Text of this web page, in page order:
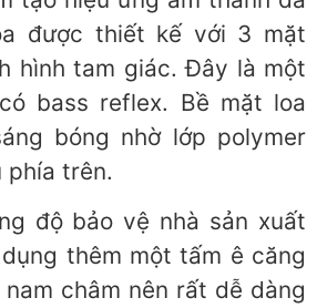
được thiết kế với 3 mặt
hình tam giác. Đây là một
bass reflex. Bề mặt loa
bóng nhờ lớp polymer
phía trên.
độ bảo vệ nhà sản xuất
thêm một tấm ê căng
châm nên rất dễ dàng